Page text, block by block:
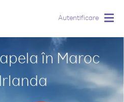
Autentificare
în Maroc